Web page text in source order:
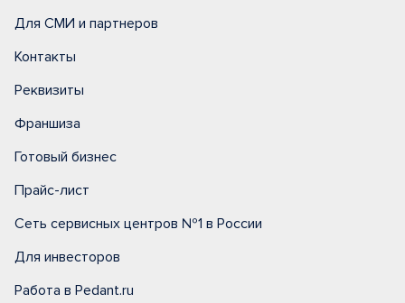
Для СМИ и партнеров
Контакты
Реквизиты
Франшиза
Готовый бизнес
Прайс-лист
Сеть сервисных центров №1 в России
Для инвесторов
Работа в Pedant.ru